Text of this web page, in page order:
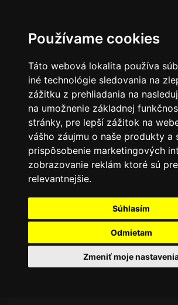
Používame cookies
Táto webová lokalita používa
iné technológie sledovania na
zážitku z prehliadania na
na umožnenie základnej
stránky, pre lepší zážitok na
vášho záujmu o naše produkty a
prispôsobenie marketingových
zobrazovanie reklám ktoré sú
relevantnejšie.
Súhlasím
Odmietam
Zmeniť moje